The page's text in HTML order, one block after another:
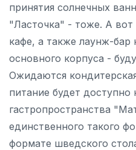
принятия солнечных
"Ласточка" - тоже. А вот
кафе, а также лаунж-бар
основного корпуса -
Ожидаются
питание будет доступно
гастропространства
единственного такого
формате шведского